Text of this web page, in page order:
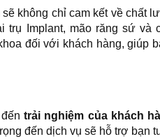
không chỉ cam kết về chất
trụ Implant, mão răng sứ và
đối với khách hàng, giúp
đếntrải nghiệm của khách
đến dịch vụ sẽ hỗ trợ bạn